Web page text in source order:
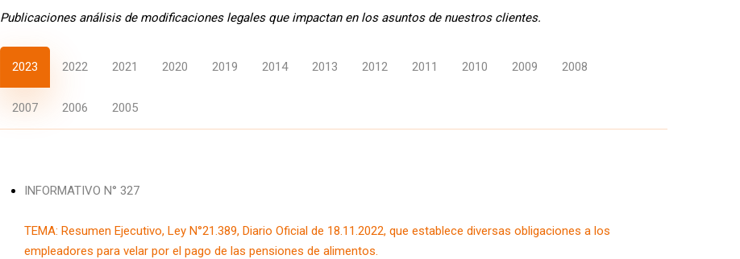
Publicaciones análisis de modificaciones legales que impactan en los asuntos de nuestros clientes.
2023 2022 2021 2020 2019 2014 2013 2012 2011 2010 2009 2008
2007 2006 2005
INFORMATIVO N° 327
TEMA: Resumen Ejecutivo, Ley N°21.389, Diario Oficial de 18.11.2022, que establece diversas obligaciones a los
empleadores para velar por el pago de las pensiones de alimentos.